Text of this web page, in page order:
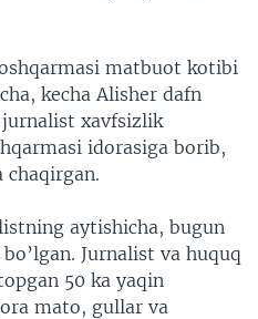
matbuot kotibi
kecha Alisher dafn
jurnalist xavfsizlik
idorasiga borib,
aytishicha, bugun
Jurnalist va huquq
50 ka yaqin
mato, gullar va